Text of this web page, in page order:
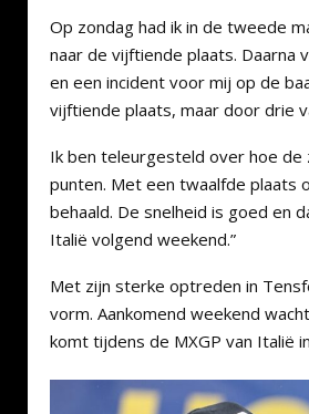
Op zondag had ik in de tweede
naar de vijftiende plaats.
en een incident voor mij op de
vijftiende plaats, maar door drie
Ik ben teleurgesteld over hoe
punten. Met een twaalfde plaats
behaald. De snelheid is goed en
Italië volgend weekend.”
Met zijn sterke optreden in
vorm. Aankomend weekend
komt tijdens de MXGP van Italië